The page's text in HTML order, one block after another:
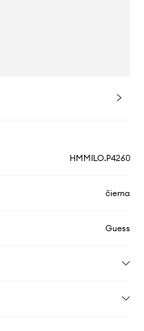
HMMILO.P4260
čierna
Guess